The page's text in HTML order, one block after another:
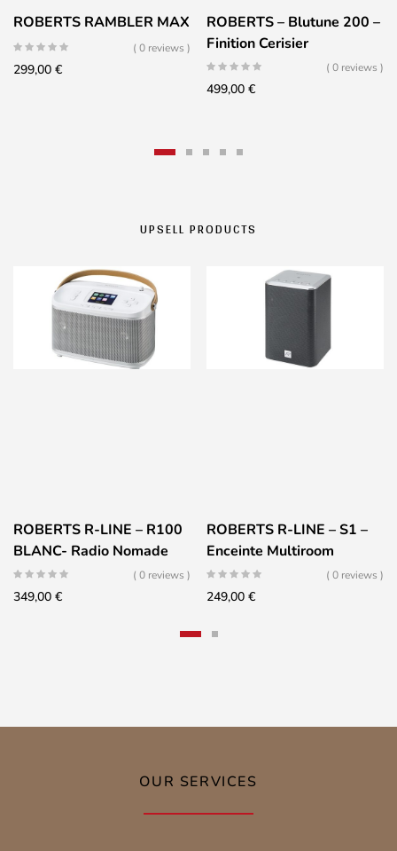
ROBERTS RAMBLER MAX
( 0 reviews )
299,00 €
ROBERTS – Blutune 200 –
Finition Cerisier
( 0 reviews )
499,00 €
UPSELL PRODUCTS
ROBERTS R-LINE – R100
BLANC- Radio Nomade
Multiroom
( 0 reviews )
349,00 €
ROBERTS R-LINE – S1 –
Enceinte Multiroom
( 0 reviews )
249,00 €
OUR SERVICES